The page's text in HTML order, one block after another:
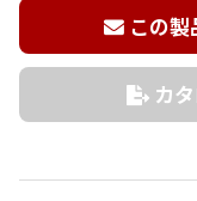
この製
カ